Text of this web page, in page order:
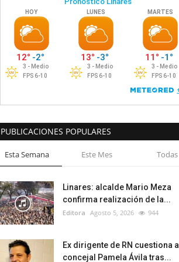
PUBLICACIONES POPULARES
Esta Semana Este Mes Todas
Linares: alcalde Mario Meza
confirma realización de la...
Editora Agosto 5, 2026 944
Ex dirigente de RN cuestiona a
concejal Pamela Ávila tras...